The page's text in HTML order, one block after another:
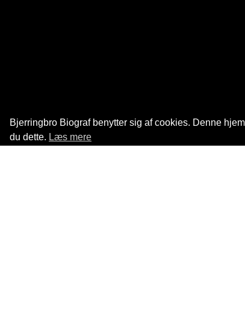
Bjerringbro Biograf benytter sig af cookies. Denne
du dette. Læs mere